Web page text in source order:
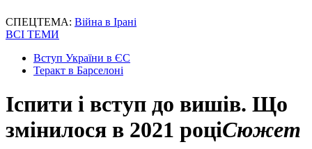
СПЕЦТЕМА: Війна в Ірані
ВСІ ТЕМИ
Вступ України в ЄС
Теракт в Барселоні
Іспити і вступ до вишів. Що
змінилося в 2021 роціСюжет